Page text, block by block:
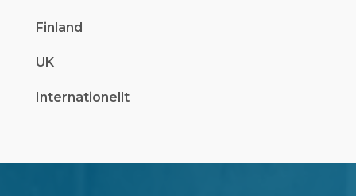
Finland
UK
Internationellt